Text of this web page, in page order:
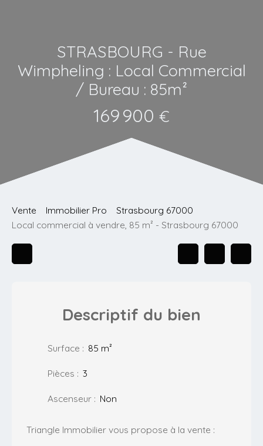
STRASBOURG - Rue
Wimpheling : Local Commercial
/ Bureau : 85m²
169 900 €
Vente Immobilier Pro
Strasbourg 67000
Local commercial à vendre, 85 m² - Strasbourg 67000
Descriptif du bien
Surface : 85 m²
Pièces : 3
Ascenseur : Non
Triangle Immobilier vous propose à la vente :